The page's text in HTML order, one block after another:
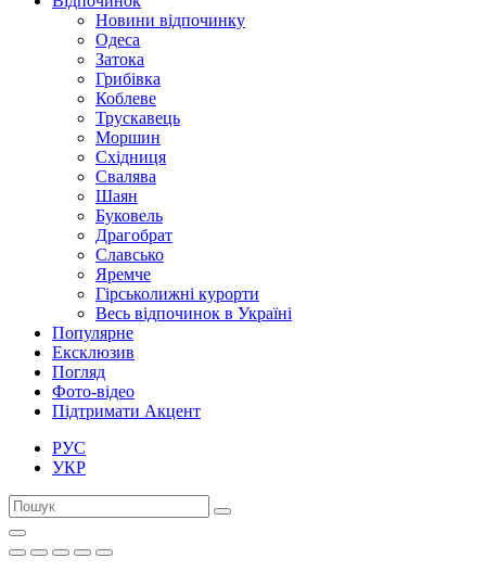
Новини відпочинку
Одеса
Затока
Грибівка
Коблеве
Трускавець
Моршин
Східниця
Свалява
Шаян
Буковель
Драгобрат
Славсько
Яремче
Гірськолижні курорти
Весь відпочинок в Україні
Популярне
Ексклюзив
Погляд
Фото-відео
Підтримати Акцент
РУС
УКР